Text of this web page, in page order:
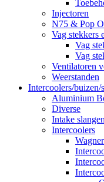
Injectoren
N75 & Pop
Vag stekkers
Vag
Vag
Ventilatoren
Weerstanden
Intercoolers/buizen/
Aluminium
Diverse
Intake
Intercoolers